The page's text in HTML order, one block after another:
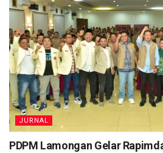
JURNAL
PDPM Lamongan Gelar